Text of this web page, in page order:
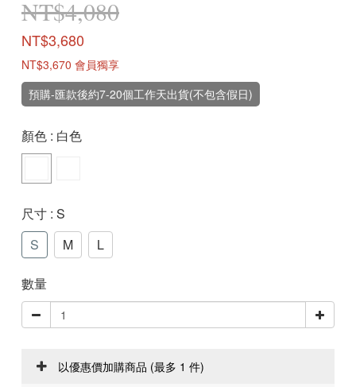
NT$4,080
NT$3,680
NT$3,670 會員獨享
預購-匯款後約7-20個工作天出貨(不包含假日)
顏色 : 白色
尺寸 : S
S
M L
數量
以優惠價加購商品 (最多 1 件)